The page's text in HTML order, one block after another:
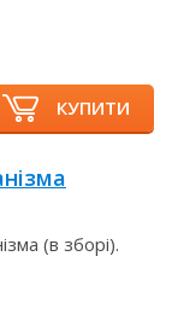
КУПИТИ
(в зборі).